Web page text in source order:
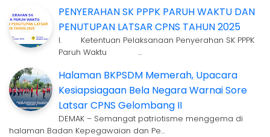
PENYERAHAN SK PPPK PARUH WAKTU DAN
PENUTUPAN LATSAR CPNS TAHUN 2025
I. Ketentuan Pelaksanaan Penyerahan SK PPPK
Paruh Waktu …
Halaman BKPSDM Memerah, Upacara
Kesiapsiagaan Bela Negara Warnai Sore
Latsar CPNS Gelombang II
DEMAK – Semangat patriotisme menggema di
halaman Badan Kepegawaian dan Pe…